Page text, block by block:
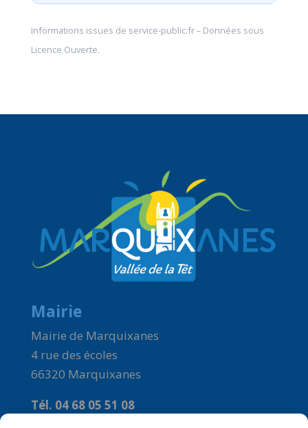
Informations issues de service-public.fr– Données sous
Licence Ouverte.
Mairie
Mairie de Marquixanes
4 rue des écoles
66320 Marquixanes
Tél. 04 68 05 51 08